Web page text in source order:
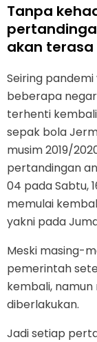
Tanpa
akan
Seiring
beberapa
terhenti
sepak bola
musim 2019/
pertandingan
04 pada Sabtu,
memulai
yakni pada
Meski masing-
pemerintah
kembali,
diberlakukan.
Jadi setiap